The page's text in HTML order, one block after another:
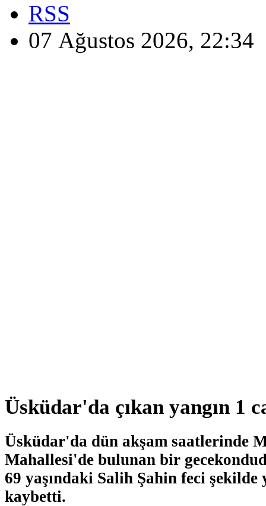
RSS
07 Ağustos 2026, 22:34
Üsküdar'da çıkan yangın 1
Üsküdar'da dün akşam saatlerinde
Mahallesi'de bulunan bir
69 yaşındaki Salih Şahin feci şekilde
kaybetti.